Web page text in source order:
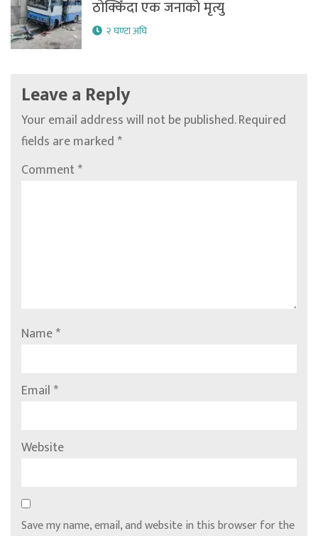
ठोक्किँदा एक जनाको मृत्यु
२ घण्टा अघि
Leave a Reply
Your email address will not be published.Required
fields are marked*
Comment*
Name*
Email*
Website
Save my name, email, and website in this browser for the